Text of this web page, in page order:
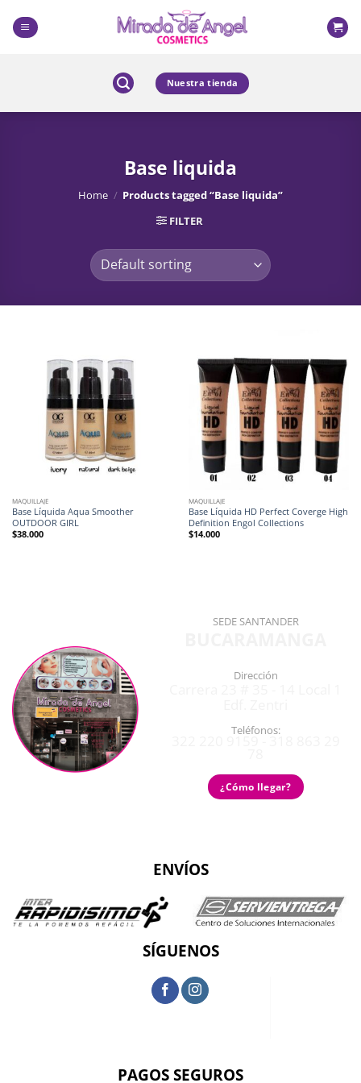
content
Nuestra tienda
Base liquida
Home / Products tagged “Base liquida”
FILTER
MAQUILLAJE
Base Líquida Aqua Smoother
OUTDOOR GIRL
$38.000
MAQUILLAJE
Base Líquida HD Perfect Coverge High
Definition Engol Collections
$14.000
SEDE SANTANDER
Dirección
Teléfonos:
¿Cómo llegar?
ENVÍOS
SÍGUENOS
PAGOS SEGUROS